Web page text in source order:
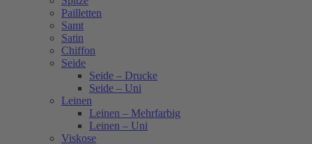
Pailletten
Samt
Satin
Chiffon
Seide
Seide – Drucke
Seide – Uni
Leinen
Leinen – Mehrfarbig
Leinen – Uni
Viskose